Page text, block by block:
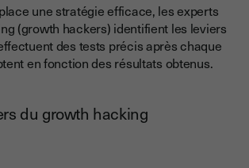
une stratégie efficace, les experts
(growth hackers) identifient les leviers
des tests précis après chaque
en fonction des résultats obtenus.
du growth hacking